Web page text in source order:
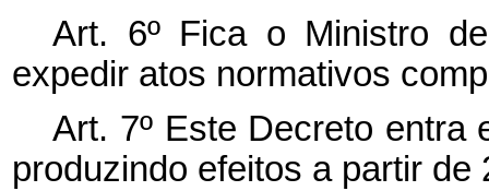
Art. 6º Fica o Ministro
expedir atos normativos
Art. 7º Este Decreto entra
produzindo efeitos a partir